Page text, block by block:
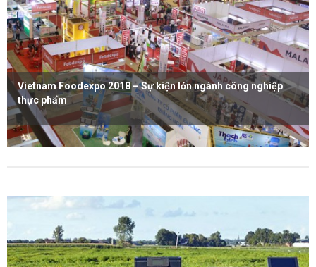
Vietnam Foodexpo 2018 – Sự kiện lớn ngành công nghiệp
thực phẩm
Xem thêm